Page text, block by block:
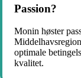
Passion?
Monin høster
optimale
kvalitet.